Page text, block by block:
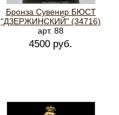
Бронза Сувенир БЮСТ
"ДЗЕРЖИНСКИЙ" (34716)
арт. 88
4500 руб.